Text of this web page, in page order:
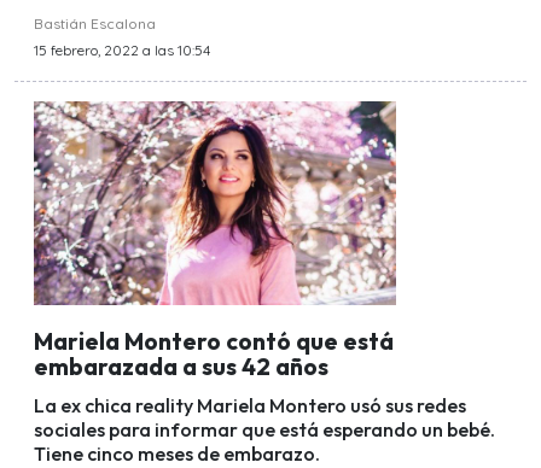
Bastián Escalona
15 febrero, 2022 a las 10:54
Mariela Montero contó que está
embarazada a sus 42 años
La ex chica reality Mariela Montero usó sus redes
sociales para informar que está esperando un bebé.
Tiene cinco meses de embarazo.